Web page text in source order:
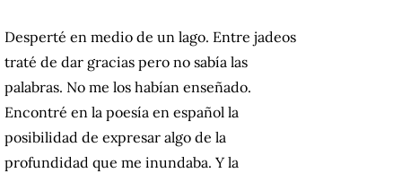
Desperté en medio de un lago. Entre jadeos
traté de dar gracias pero no sabía las
palabras. No me los habían enseñado.
Encontré en la poesía en español la
posibilidad de expresar algo de la
profundidad que me inundaba. Y la